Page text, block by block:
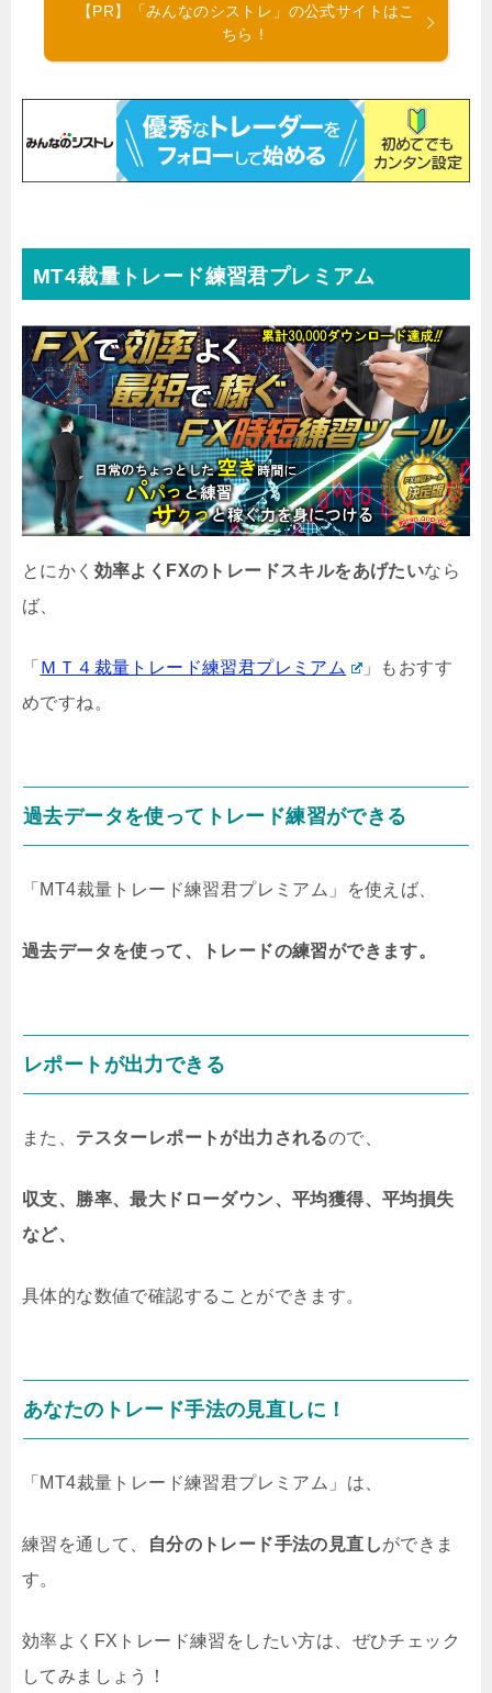
【PR】「みんなのシストレ」の公式サイトはこ
ちら！
MT4裁量トレード練習君プレミアム
とにかく 効率よくFXのトレードスキルをあげたいなら
ば、
「 ＭＴ４裁量トレード練習君プレミアム
」もおすす
めですね。
過去データを使ってトレード練習ができる
「MT4裁量トレード練習君プレミアム」を使えば、
過去データを使って、トレードの練習ができます。
レポートが出力できる
また、 テスターレポートが出力されるので、
収支、勝率、最大ドローダウン、平均獲得、平均損失
など、
具体的な数値で確認することができます。
あなたのトレード手法の見直しに！
「MT4裁量トレード練習君プレミアム」は、
練習を通して、 自分のトレード手法の見直しができま
す。
効率よくFXトレード練習をしたい方は、ぜひチェック
してみましょう！